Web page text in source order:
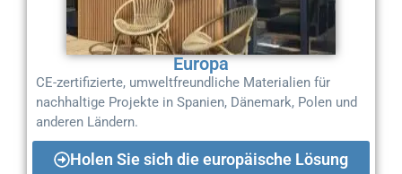
Europa
CE-zertifizierte, umweltfreundliche Materialien für
nachhaltige Projekte in Spanien, Dänemark, Polen und
anderen Ländern.
Holen Sie sich die europäische Lösung